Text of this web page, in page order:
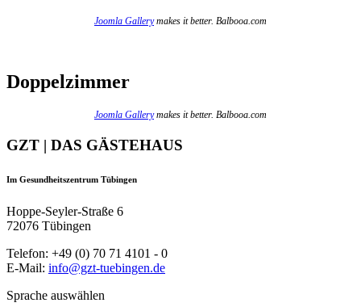
Joomla Gallerymakes it better. Balbooa.com
Doppelzimmer
Joomla Gallerymakes it better. Balbooa.com
GZT | DAS GÄSTEHAUS
Im Gesundheitszentrum Tübingen
Hoppe-Seyler-Straße 6
72076 Tübingen
Telefon: +49 (0) 70 71 4101 - 0
E-Mail: info@gzt-tuebingen.de
Sprache auswählen